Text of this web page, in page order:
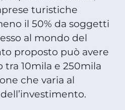
turistiche
il 50% da soggetti
al mondo del
proposto può avere
tra 10mila e 250mila
che varia al